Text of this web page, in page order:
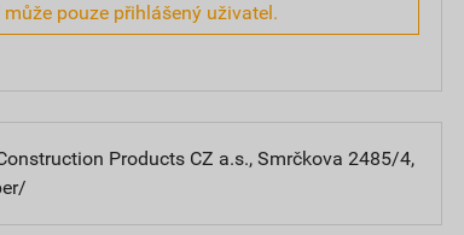
pouze přihlášený uživatel.
Products CZ a.s., Smrčkova 2485/4,